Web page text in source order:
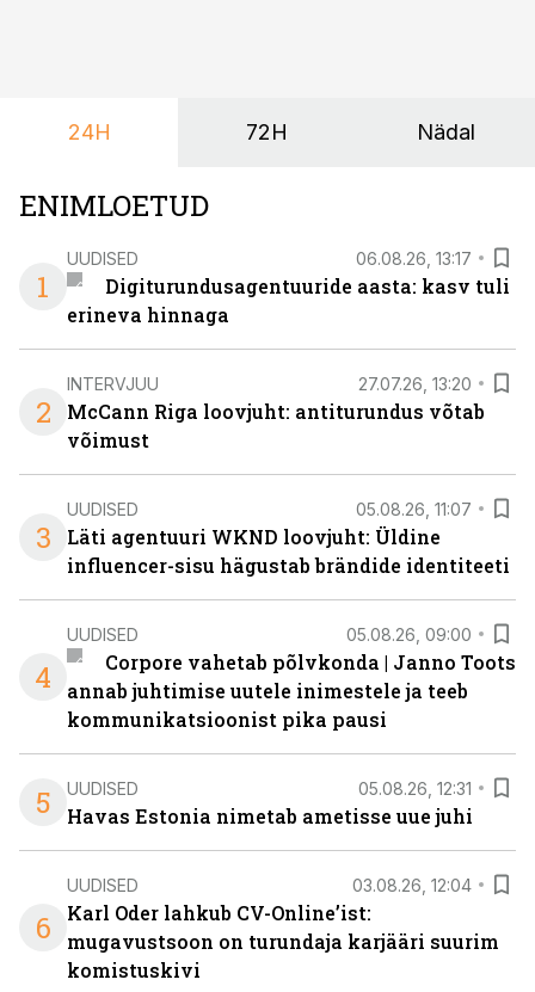
nendele vajadustele vastanud uuendusega, mis pakub
24H 72H Nädal
ENIMLOETUD
1
UUDISED 06.08.26, 13:17
Digiturundusagentuuride aasta: kasv tuli
erineva hinnaga
2
INTERVJUU 27.07.26, 13:20
McCann Riga loovjuht: antiturundus võtab
võimust
3
UUDISED 05.08.26, 11:07
Läti agentuuri WKND loovjuht: Üldine
influencer-sisu hägustab brändide identiteeti
4
UUDISED 05.08.26, 09:00
Corpore vahetab põlvkonda | Janno Toots
annab juhtimise uutele inimestele ja teeb
kommunikatsioonist pika pausi
5 UUDISED 05.08.26, 12:31
Havas Estonia nimetab ametisse uue juhi
6
UUDISED 03.08.26, 12:04
Karl Oder lahkub CV-Online’ist:
mugavustsoon on turundaja karjääri suurim
komistuskivi